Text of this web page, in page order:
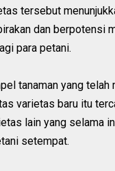
tersebut
dan berpotensi
para petani.
tanaman yang telah
varietas baru itu
lain yang selama
setempat.